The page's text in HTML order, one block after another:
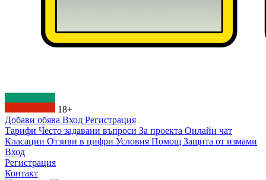
18+
Добави обява Вход Регистрация
Тарифи Често задавани въпроси За проекта Онлайн чат
Класации Отзиви в цифри Условия Помощ Защита от измами
Вход
Регистрация
Контакт